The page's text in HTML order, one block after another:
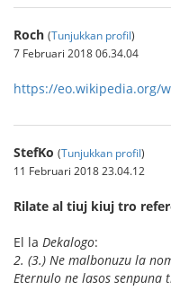
Roch (Tunjukkan profil)
7 Februari 2018 06.34.04
https://eo.wikipedia.org/
StefKo (Tunjukkan profil)
11 Februari 2018 23.04.12
Rilate al tiuj kiuj tro
El la Dekalogo:
2. (3.) Ne malbonuzu la
Eternulo ne lasos senpuna